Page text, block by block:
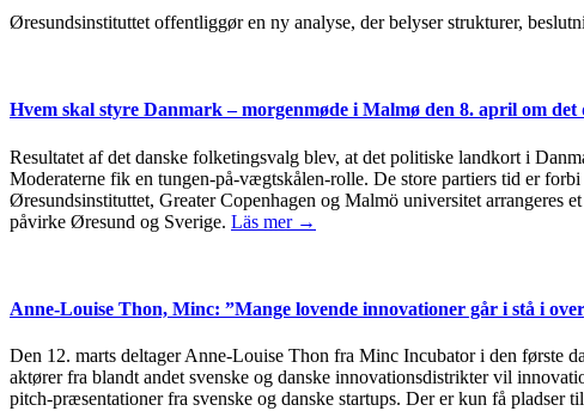
Øresundsinstituttet offentliggør en ny analyse, der belyser strukturer,
Hvem skal styre Danmark – morgenmøde i Malmø den 8. april om det
Resultatet af det danske folketingsvalg blev, at det politiske landkort i
Moderaterne fik en tungen-på-vægtskålen-rolle. De store partiers tid er
Øresundsinstituttet, Greater Copenhagen og Malmö universitet
påvirke Øresund og Sverige. Läs mer →
Anne-Louise Thon, Minc: ”Mange lovende innovationer går i stå i
Den 12. marts deltager Anne-Louise Thon fra Minc Incubator i den første
aktører fra blandt andet svenske og danske innovationsdistrikter vil
pitch-præsentationer fra svenske og danske startups. Der er kun få pladser